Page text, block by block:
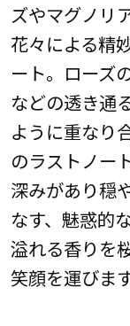
ズやマグノリ
花々による精
ート。ローズ
などの透き通
ように重なり
のラストノー
深みがあり穏
なす、魅惑的
溢れる香りを
笑顔を運びます